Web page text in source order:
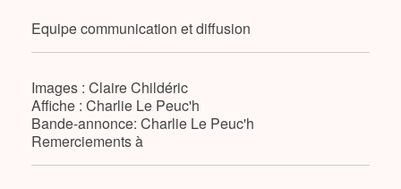
Equipe communication et diffusion
Images : Claire Childéric
Affiche : Charlie Le Peuc'h
Bande-annonce: Charlie Le Peuc'h
Remerciements à